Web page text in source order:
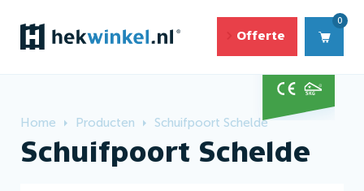
Offerte
0
Home Producten Schuifpoort Schelde
Schuifpoort Schelde